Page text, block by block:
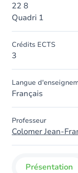
22 8
Quadri 1
Crédits ECTS
3
Langue
Français
Professeur
Colomer Jean-
Présentation